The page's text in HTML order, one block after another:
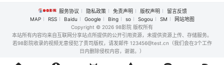
服务协议 隐私政策 免责声明 版权声明
留言反馈
MAP
RSS Baidu Google Bing so Sogou SM
网站地图
Copyright © 2026 98影院 版权所有
本站所有内容均来自互联网分享站点所提供的公开引用资源，未提供资源上传、存储服务。
若98影院收录的视频无意侵犯了贵司版权，请发邮件 123456@test.cn（我们会在3个工作
日内删除侵权内容，谢谢。）